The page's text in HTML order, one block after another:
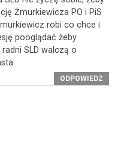
Żmurkiewicza PO i PiS
robi co chce i
pooglądać żeby
SLD walczą o
ODPOWIEDZ